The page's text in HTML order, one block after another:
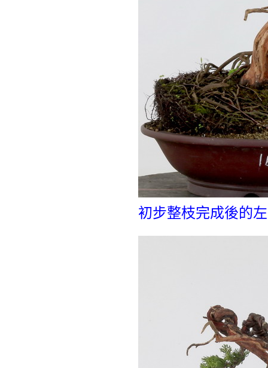
初步整枝完成後的